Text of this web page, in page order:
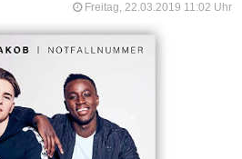
Freitag, 22.03.2019 11:02 Uhr